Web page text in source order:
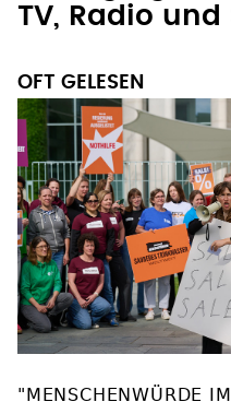
TV, Radio und
OFT GELESEN
"MENSCHENWÜRDE